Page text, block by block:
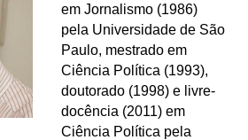
em Jornalismo (1986)
pela Universidade de São
Paulo, mestrado em
Ciência Política (1993),
doutorado (1998) e livre-
docência (2011) em
Ciência Política pela